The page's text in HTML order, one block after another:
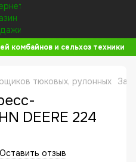
комбайнов и сельхоз техники
тюковых, рулонных
DEERE 224
Оставить отзыв